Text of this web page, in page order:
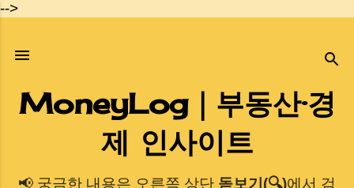
-->
기본 콘텐츠로 건너뛰기
MoneyLog｜부동산·경
제 인사이트
📢 궁금한 내용은 오른쪽 상단 돋보기(🔍)에서 검